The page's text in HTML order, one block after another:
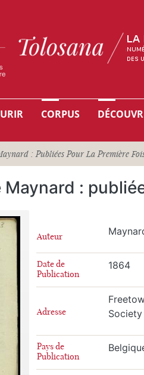
CORPUS
: Publiées Pour La Première
Maynard :
Auteur
Date de
Publication
1864
Adresse
Pays de
Publication